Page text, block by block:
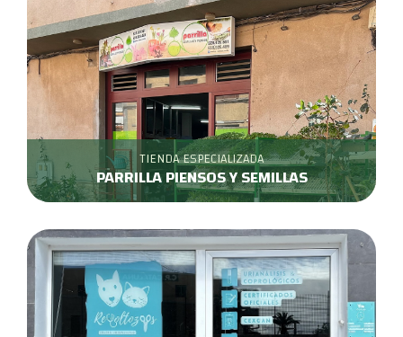
TIENDA ESPECIALIZADA
PARRILLA PIENSOS Y SEMILLAS